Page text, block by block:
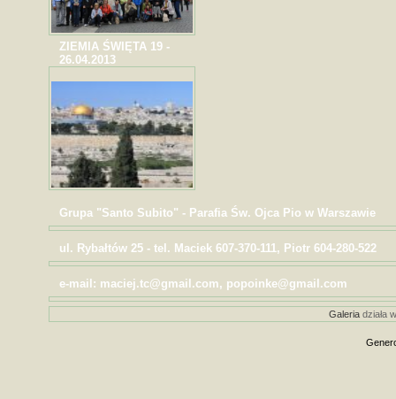
ZIEMIA ŚWIĘTA 19 -
26.04.2013
Grupa "Santo Subito" - Parafia Św. Ojca Pio w Warszawie
ul. Rybałtów 25 - tel. Maciek 607-370-111, Piotr 604-280-522
e-mail: maciej.tc@gmail.com, popoinke@gmail.com
Galeriadziała